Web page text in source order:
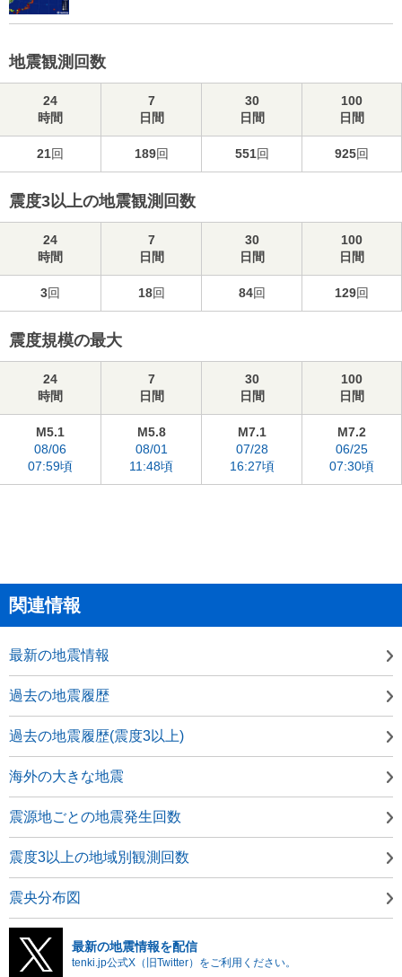
地震観測回数
24
時間
7
日間
30
日間
100
日間
21回 189回 551回 925回
震度3以上の地震観測回数
24
時間
7
日間
30
日間
100
日間
3回 18回 84回 129回
震度規模の最大
24
時間
7
日間
30
日間
100
日間
M5.1
08/06
07:59頃
M5.8
08/01
11:48頃
M7.1
07/28
16:27頃
M7.2
06/25
07:30頃
関連情報
最新の地震情報
過去の地震履歴
過去の地震履歴(震度3以上)
海外の大きな地震
震源地ごとの地震発生回数
震度3以上の地域別観測回数
震央分布図
最新の地震情報を配信
tenki.jp公式X（旧Twitter）をご利用ください。